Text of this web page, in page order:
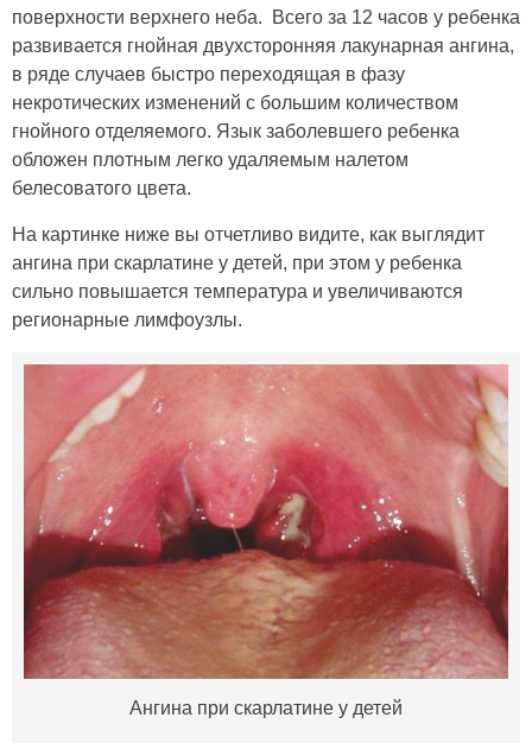
поверхности верхнего неба. Всего за 12 часов у ребенка
развивается гнойная двухсторонняя лакунарная ангина,
в ряде случаев быстро переходящая в фазу
некротических изменений с большим количеством
гнойного отделяемого. Язык заболевшего ребенка
обложен плотным легко удаляемым налетом
белесоватого цвета.
На картинке ниже вы отчетливо видите, как выглядит
ангина при скарлатине у детей, при этом у ребенка
сильно повышается температура и увеличиваются
регионарные лимфоузлы.
Ангина при скарлатине у детей